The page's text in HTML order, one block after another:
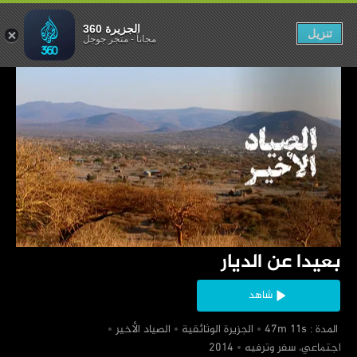
‏بعيدا عن الديار
شاهد
‏ المدة : 47m 11s
‏الجزيرة الوثائقية
‏الصياد الأخير
‏اجتماعي، سفر وترفيه
بعيدا عن الديار
الجزيرة 360
مجاناً-متجر جوجل تنزيل